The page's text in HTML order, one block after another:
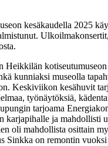
kesäkaudella 2025
Heikkilän
kunniaksi museolla
Keskiviikon kesähuvit
työnäytöksiä,
tarjoama
karjapihalle ja mahdollisti
oli mahdollista osittain
Sinkka on remontin